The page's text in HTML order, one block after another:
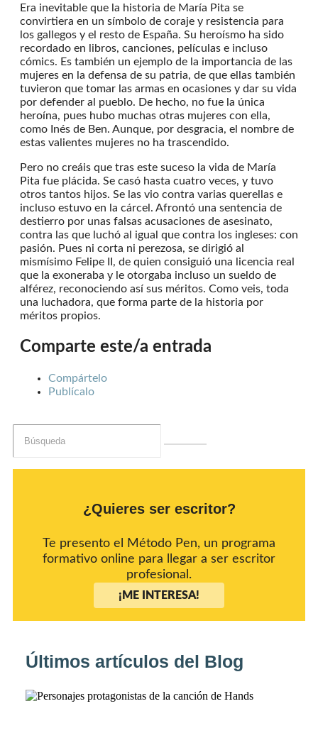
Era inevitable que la historia de María Pita se
convirtiera en un símbolo de coraje y resistencia para
los gallegos y el resto de España. Su heroísmo ha sido
recordado en libros, canciones, películas e incluso
cómics. Es también un ejemplo de la importancia de las
mujeres en la defensa de su patria, de que ellas también
tuvieron que tomar las armas en ocasiones y dar su vida
por defender al pueblo. De hecho, no fue la única
heroína, pues hubo muchas otras mujeres con ella,
como Inés de Ben. Aunque, por desgracia, el nombre de
estas valientes mujeres no ha trascendido.
Pero no creáis que tras este suceso la vida de María
Pita fue plácida. Se casó hasta cuatro veces, y tuvo
otros tantos hijos. Se las vio contra varias querellas e
incluso estuvo en la cárcel. Afrontó una sentencia de
destierro por unas falsas acusaciones de asesinato,
contra las que luchó al igual que contra los ingleses: con
pasión. Pues ni corta ni perezosa, se dirigió al
mismísimo Felipe II, de quien consiguió una licencia real
que la exoneraba y le otorgaba incluso un sueldo de
alférez, reconociendo así sus méritos. Como veis, toda
una luchadora, que forma parte de la historia por
méritos propios.
Comparte este/a entrada
Compártelo
Publícalo
¿Quieres ser escritor?
Te presento el Método Pen, un programa
formativo online para llegar a ser escritor
profesional.
¡ME INTERESA!
Últimos artículos del Blog